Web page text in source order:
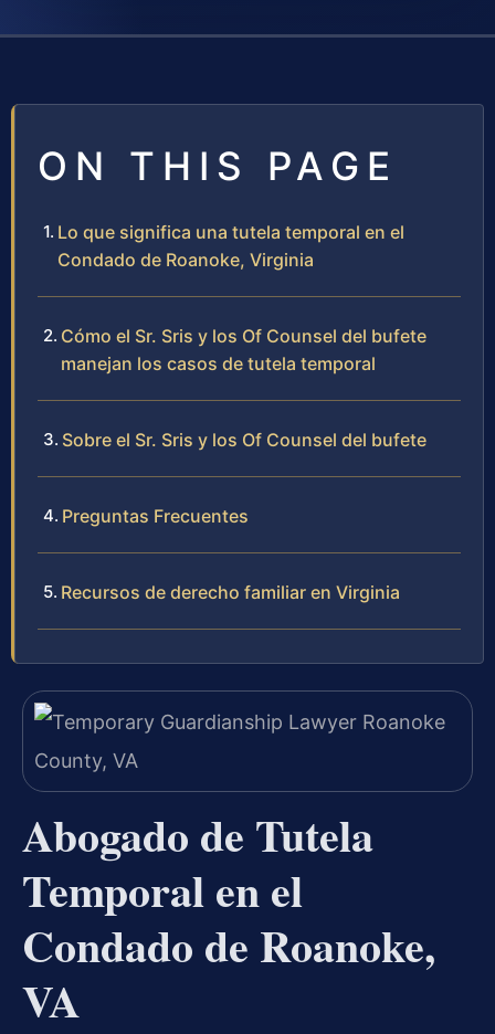
ON THIS PAGE
Lo que significa una tutela temporal en el
Condado de Roanoke, Virginia
Cómo el Sr. Sris y los Of Counsel del bufete
manejan los casos de tutela temporal
Sobre el Sr. Sris y los Of Counsel del bufete
Preguntas Frecuentes
Recursos de derecho familiar en Virginia
Abogado de Tutela
Temporal en el
Condado de Roanoke,
VA